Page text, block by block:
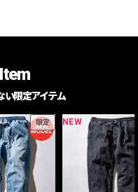
い限定アイテム
限定 NEW